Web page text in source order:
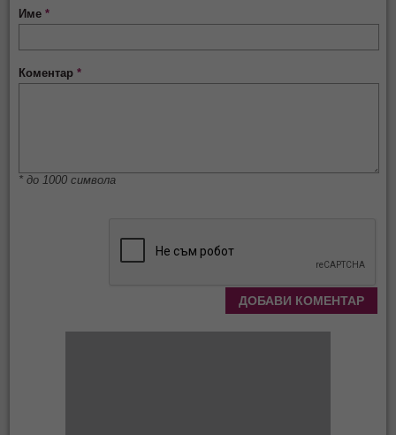
Име*
Коментар*
* до 1000 символа